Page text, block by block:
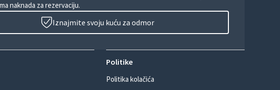
naknada za rezervaciju.
Iznajmite svoju kuću za odmor
Politike
Politika kolačića